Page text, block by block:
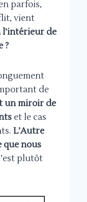
parfois,
vient
l’intérieur de
?
de
un miroir de
et le cas
L’Autre
que nous
plutôt